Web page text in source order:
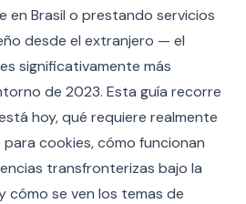
en Brasil o prestando servicios
desde el extranjero — el
significativamente más
de 2023. Esta guía recorre
hoy, qué requiere realmente
cookies, cómo funcionan
transfronterizas bajo la
cómo se ven los temas de